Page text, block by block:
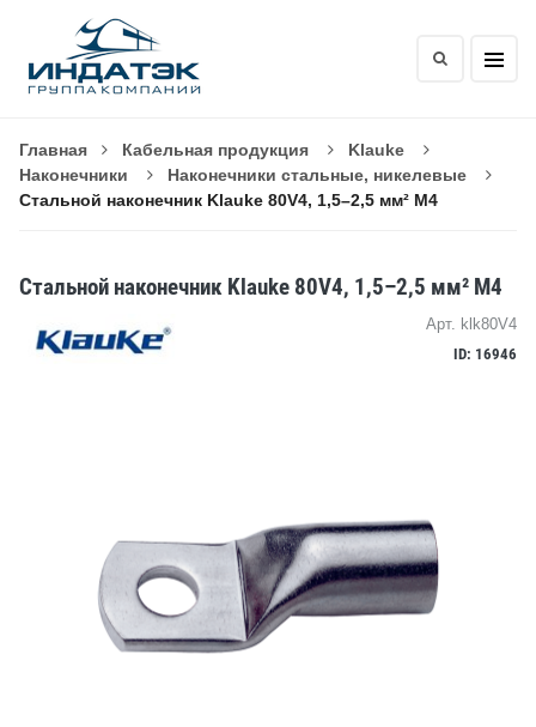
Главная Кабельная продукция
Klauke
Наконечники
Наконечники стальные, никелевые
Стальной наконечник Klauke 80V4, 1,5–2,5 мм² M4
Стальной наконечник Klauke 80V4, 1,5–2,5 мм² M4
Арт. klk80V4
ID: 16946